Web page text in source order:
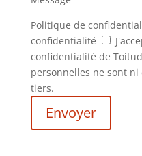
Politique de
confidentialité
confidentialité de
personnelles ne sont ni
tiers.
Envoyer